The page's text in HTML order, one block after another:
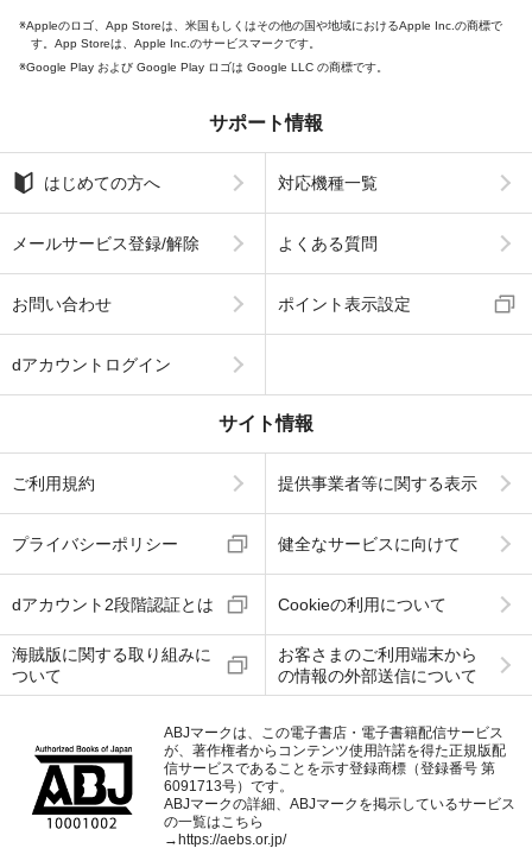
Appleのロゴ、App Storeは、米国もしくはその他の国や地域におけるApple Inc.の商標で
す。App Storeは、Apple Inc.のサービスマークです。
Google Play および Google Play ロゴは Google LLC の商標です。
サポート情報
はじめての方へ 対応機種一覧
メールサービス登録/解除 よくある質問
お問い合わせ ポイント表示設定
dアカウントログイン
サイト情報
ご利用規約 提供事業者等に関する表示
プライバシーポリシー 健全なサービスに向けて
dアカウント2段階認証とは Cookieの利用について
海賊版に関する取り組みに
ついて
お客さまのご利用端末から
の情報の外部送信について
ABJマークは、この電子書店・電子書籍配信サービス
が、著作権者からコンテンツ使用許諾を得た正規版配
信サービスであることを示す登録商標（登録番号 第
6091713号）です。
ABJマークの詳細、ABJマークを掲示しているサービス
の一覧はこちら
→ https://aebs.or.jp/